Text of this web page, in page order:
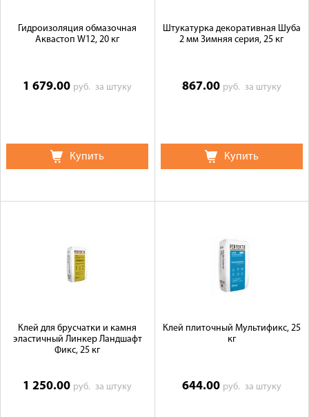
Гидроизоляция обмазочная
Аквастоп W12, 20 кг
1 679.00 руб.за штуку
Купить
Штукатурка декоративная Шуба
2 мм Зимняя серия, 25 кг
867.00 руб. за штуку
Купить
Клей для брусчатки и камня
эластичный Линкер Ландшафт
Фикс, 25 кг
1 250.00 руб.за штуку
Клей плиточный Мультификс, 25
кг
644.00 руб. за штуку